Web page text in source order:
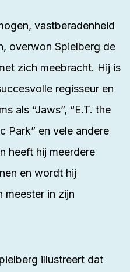
vastberadenheid
overwon Spielberg de
zich meebracht. Hij is
regisseur en
als “Jaws”, “E.T. the
Park” en vele andere
heeft hij meerdere
en wordt hij
meester in zijn
illustreert dat